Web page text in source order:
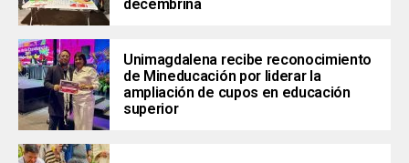
decembrina
Unimagdalena recibe reconocimiento
de Mineducación por liderar la
ampliación de cupos en educación
superior